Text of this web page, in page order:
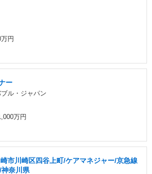
円
ー
ル・ジャパン
万円
市川崎区四谷上町/ケアマネジャー/京急線
奈川県